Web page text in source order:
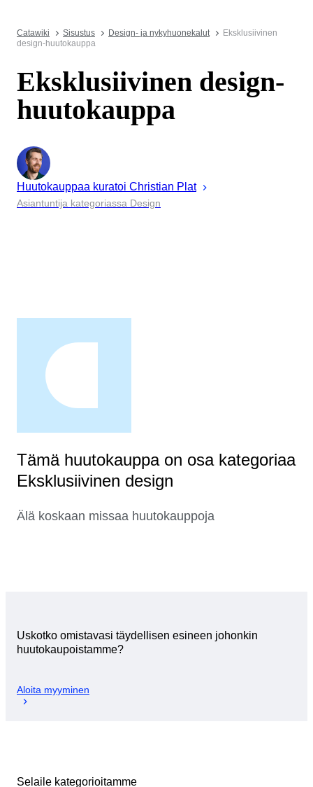
Catawiki Sisustus Design- ja nykyhuonekalut
Eksklusiivinen
design-huutokauppa
Eksklusiivinen design-
huutokauppa
Huutokauppaa kuratoi Christian Plat
Asiantuntija kategoriassa Design
Tämä huutokauppa on osa kategoriaa
Eksklusiivinen design
Älä koskaan missaa huutokauppoja
Uskotko omistavasi täydellisen esineen johonkin
huutokaupoistamme?
Aloita myyminen
Selaile kategorioitamme